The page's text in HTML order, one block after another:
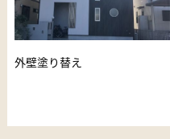
外壁塗り替え